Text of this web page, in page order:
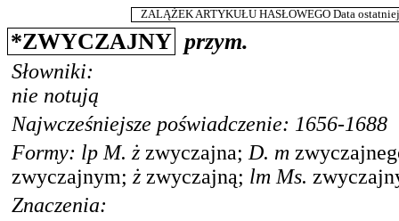
ZALĄŻEK ARTYKUŁU HASŁOWEGO Data
*ZWYCZAJNY przym.
Słowniki:
nie notują
Najwcześniejsze poświadczenie: 1656-1688
Formy: lp M. ż zwyczajna; D. m
zwyczajnym; ż zwyczajną; lm Ms.
Znaczenia: